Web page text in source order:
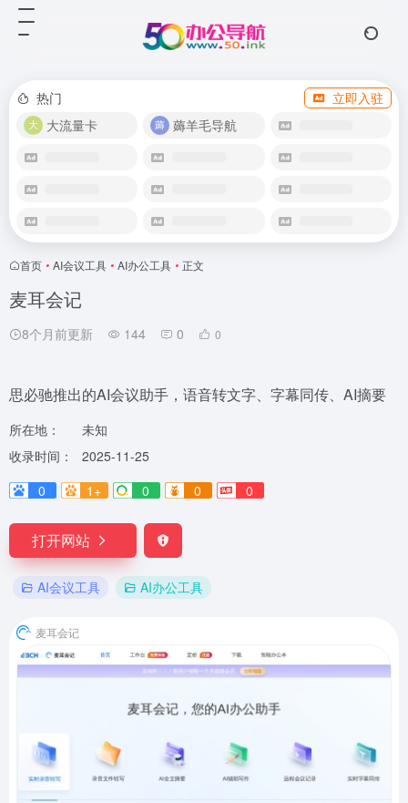
热门
立即入驻
大流量卡
薅羊毛导航
首页 • AI会议工具 • AI办公工具 • 正文
麦耳会记
8个月前更新 144 0 0
思必驰推出的AI会议助手，语音转文字、字幕同传、AI摘要
所在地：
未知
收录时间：
2025-11-25
0
1+ 0 0 0
打开网站
AI会议工具 AI办公工具
麦耳会记